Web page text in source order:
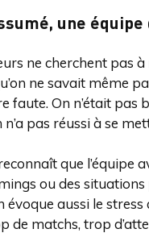
une équipe
ne cherchent pas
ne savait même
faute. On n’était
pas réussi à se
que l’équipe
ou des
évoque aussi le
de matchs, trop